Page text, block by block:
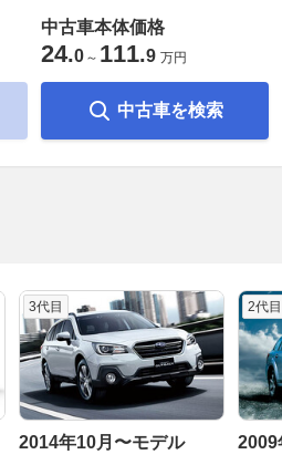
中古車本体価格
24.0 ～ 111.9 万円
中古車を検索
3代目
2014年10月〜モデル
2代目
2009